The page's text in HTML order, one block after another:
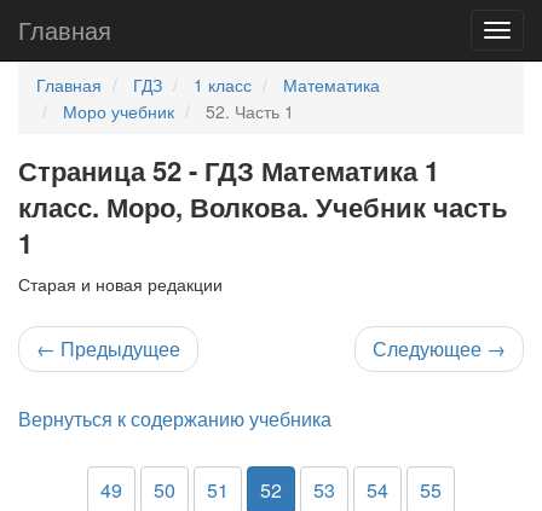
Главная
Главная ГДЗ 1 класс
Математика
Моро учебник
52. Часть 1
Страница 52 - ГДЗ Математика 1
класс. Моро, Волкова. Учебник часть
1
Старая и новая редакции
← Предыдущее Следующее →
Вернуться к содержанию учебника
49 50 51 52 53 54 55